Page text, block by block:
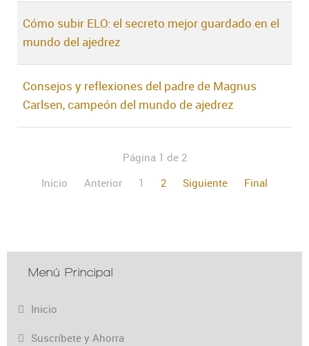
Cómo subir ELO: el secreto mejor guardado en el
mundo del ajedrez
Consejos y reflexiones del padre de Magnus
Carlsen, campeón del mundo de ajedrez
Página 1 de 2
Inicio
Anterior 1 2 Siguiente Final
Menú Principal
Inicio
Suscríbete y Ahorra